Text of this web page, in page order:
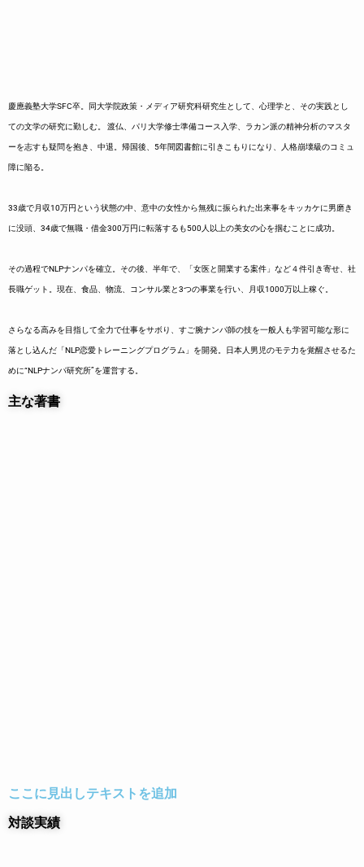
慶應義塾大学SFC卒。同大学院政策・メディア研究科研究生として、心理学と、その実践とし
ての文学の研究に勤しむ。 渡仏、パリ大学修士準備コース入学、ラカン派の精神分析のマスタ
ーを志すも疑問を抱き、中退。帰国後、5年間図書館に引きこもりになり、人格崩壊級のコミュ
障に陥る。
33歳で月収10万円という状態の中、意中の女性から無残に振られた出来事をキッカケに男磨き
に没頭、34歳で無職・借金300万円に転落するも500人以上の美女の心を掴むことに成功。
その過程でNLPナンパを確立。その後、半年で、「女医と開業する案件」など４件引き寄せ、社
長職ゲット。現在、食品、物流、コンサル業と3つの事業を行い、月収1000万以上稼ぐ。
さらなる高みを目指して全力で仕事をサボり、すご腕ナンパ師の技を一般人も学習可能な形に
落とし込んだ「NLP恋愛トレーニングプログラム」を開発。日本人男児のモテ力を覚醒させるた
めに“NLPナンパ研究所”を運営する。
主な著書
ここに見出しテキストを追加
対談実績